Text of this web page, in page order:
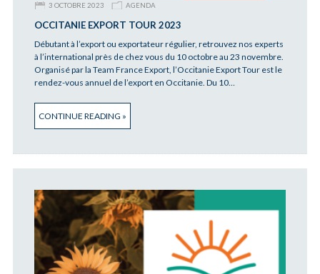
3 OCTOBRE 2023 AGENDA
OCCITANIE EXPORT TOUR 2023
Débutant à l’export ou exportateur régulier, retrouvez nos experts
à l’international près de chez vous du 10 octobre au 23 novembre.
Organisé par la Team France Export, l’Occitanie Export Tour est le
rendez-vous annuel de l’export en Occitanie. Du 10…
CONTINUE READING »